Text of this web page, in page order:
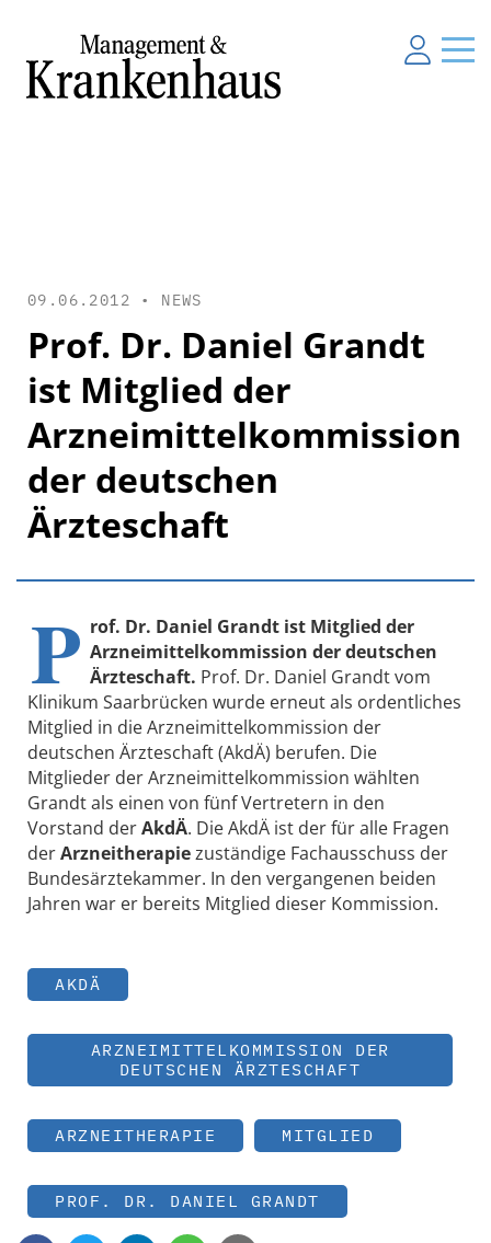
09.06.2012 • NEWS
Prof. Dr. Daniel Grandt
ist Mitglied der
Arzneimittelkommission
der deutschen
Ärzteschaft
P rof. Dr. Daniel Grandt ist Mitglied der
Arzneimittelkommission der deutschen
Ärzteschaft. Prof. Dr. Daniel Grandt vom
Klinikum Saarbrücken wurde erneut als ordentliches
Mitglied in die Arzneimittelkommission der
deutschen Ärzteschaft (AkdÄ) berufen. Die
Mitglieder der Arzneimittelkommission wählten
Grandt als einen von fünf Vertretern in den
Vorstand derAkdÄ. Die AkdÄ ist der für alle Fragen
derArzneitherapiezuständige Fachausschuss der
Bundesärztekammer. In den vergangenen beiden
Jahren war er bereits Mitglied dieser Kommission.
AKDÄ
ARZNEIMITTELKOMMISSION DER
DEUTSCHEN ÄRZTESCHAFT
ARZNEITHERAPIE MITGLIED
PROF. DR. DANIEL GRANDT